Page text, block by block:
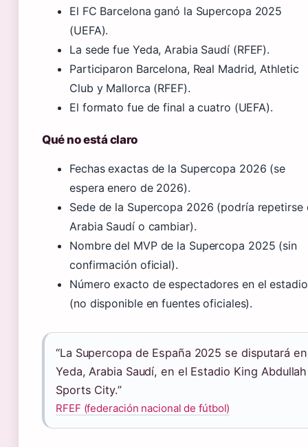
El FC Barcelona ganó la Supercopa 2025
(UEFA).
La sede fue Yeda, Arabia Saudí (RFEF).
Participaron Barcelona, Real Madrid, Athletic
Club y Mallorca (RFEF).
El formato fue de final a cuatro (UEFA).
Qué no está claro
Fechas exactas de la Supercopa 2026 (se
espera enero de 2026).
Sede de la Supercopa 2026 (podría repetirse
Arabia Saudí o cambiar).
Nombre del MVP de la Supercopa 2025 (sin
confirmación oficial).
Número exacto de espectadores en el estadio
(no disponible en fuentes oficiales).
“La Supercopa de España 2025 se disputará en
Yeda, Arabia Saudí, en el Estadio King Abdullah
Sports City.”
RFEF (federación nacional de fútbol)